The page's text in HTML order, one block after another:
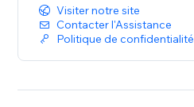
Visiter notre site
Contacter l'Assistance
Politique de confidentialité